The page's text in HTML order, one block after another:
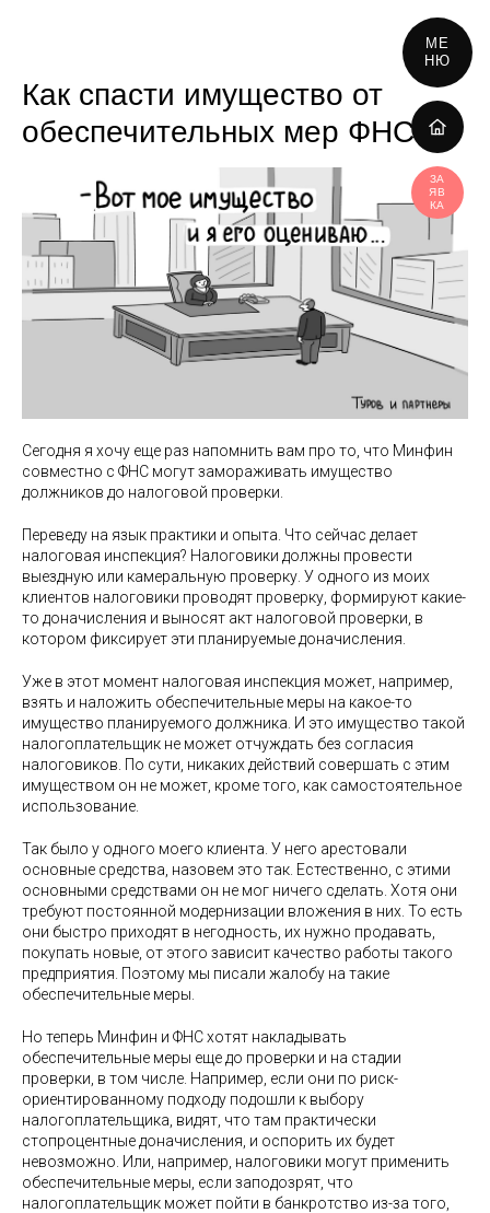
Как спасти имущество от
обеспечительных мер ФНС
Сегодня я хочу еще раз напомнить вам про то, что Минфин
совместно с ФНС могут замораживать имущество
должников до налоговой проверки.
Переведу на язык практики и опыта. Что сейчас делает
налоговая инспекция? Налоговики должны провести
выездную или камеральную проверку. У одного из моих
клиентов налоговики проводят проверку, формируют какие-
то доначисления и выносят акт налоговой проверки, в
котором фиксирует эти планируемые доначисления.
Уже в этот момент налоговая инспекция может, например,
взять и наложить обеспечительные меры на какое-то
имущество планируемого должника. И это имущество такой
налогоплательщик не может отчуждать без согласия
налоговиков. По сути, никаких действий совершать с этим
имуществом он не может, кроме того, как самостоятельное
использование.
Так было у одного моего клиента. У него арестовали
основные средства, назовем это так. Естественно, с этими
основными средствами он не мог ничего сделать. Хотя они
требуют постоянной модернизации вложения в них. То есть
они быстро приходят в негодность, их нужно продавать,
покупать новые, от этого зависит качество работы такого
предприятия. Поэтому мы писали жалобу на такие
обеспечительные меры.
Но теперь Минфин и ФНС хотят накладывать
обеспечительные меры еще до проверки и на стадии
проверки, в том числе. Например, если они по риск-
ориентированному подходу подошли к выбору
налогоплательщика, видят, что там практически
стопроцентные доначисления, и оспорить их будет
невозможно. Или, например, налоговики могут применить
обеспечительные меры, если заподозрят, что
налогоплательщик может пойти в банкротство из-за того,
МЕ
НЮ
ЗА
ЯВ
КА